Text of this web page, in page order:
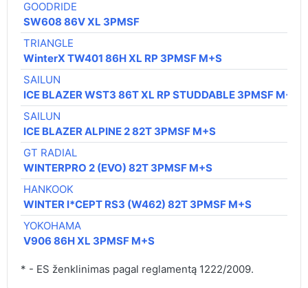
GOODRIDE
SW608 86V XL 3PMSF
TRIANGLE
WinterX TW401 86H XL RP 3PMSF M+S
SAILUN
ICE BLAZER WST3 86T XL RP STUDDABLE 3PMSF M+S
SAILUN
ICE BLAZER ALPINE 2 82T 3PMSF M+S
GT RADIAL
WINTERPRO 2 (EVO) 82T 3PMSF M+S
HANKOOK
WINTER I*CEPT RS3 (W462) 82T 3PMSF M+S
YOKOHAMA
V906 86H XL 3PMSF M+S
* - ES ženklinimas pagal reglamentą 1222/2009.